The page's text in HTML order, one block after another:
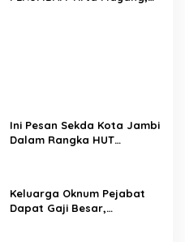
Ini Pesan Sekda Kota Jambi
Dalam Rangka HUT
Keluarga Oknum Pejabat
Dapat Gaji Besar,